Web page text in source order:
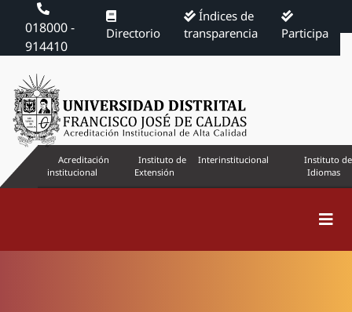
018000 -
914410
Directorio
Índices de
transparencia
Participa
Acreditación
institucional
Instituto de
Extensión
Interinstitucional
Instituto de
Idiomas